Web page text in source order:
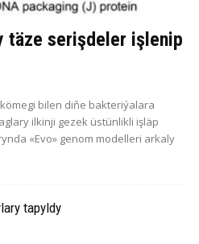
täze serişdeler işlenip
bilen diňe bakteriýalara
ilkinji gezek üstünlikli işläp
«Evo» genom modelleri arkaly
tapyldy